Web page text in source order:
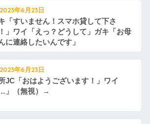
あのち
らにブッ
w w
んの婚
コレは
w w w w
THE
1兆円突破
ｗｗｗｗ
(28)「両
こと引
が「それは自業自得」と呆れて
しまい…
【呆然】 兄が『結婚したい』
と連れて来た女忄生がアレルギ
ー持ちだった。両親は難色を示
したが兄は結婚し実家とは疎遠
けど７月２９日にドバッと鮮血
でたから生理かな？って思った
のよね
2023年6月23日
「すいません！スマホ貸して下さ
」ワイ「えっ？どうして」ガキ「お母
に連絡したいんです」
2023年6月23日
JC「おはようございます！」ワイ
…」（無視）→